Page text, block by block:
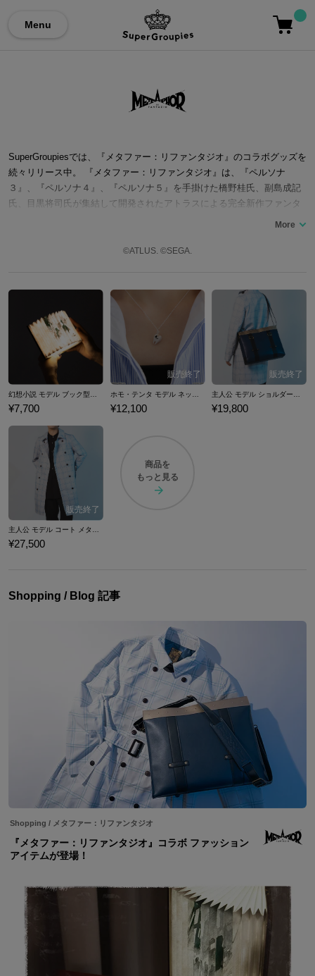
Menu
SuperGroupiesでは、『メタファー：リファンタジオ』のコラボグッズを
続々リリース中。 『メタファー：リファンタジオ』は、『ペルソナ
３』、『ペルソナ４』、『ペルソナ５』を手掛けた橋野桂氏、副島成記
氏、目黒将司氏が集結して開発されたアトラスによる完全新作ファンタ
ジーRPG。ユークロニア連合王国を舞台に繰り広げられる前代未聞の王
る王子の呪いを解く特命を受ける。広大な幻想世界を舞台に様々な種族
Series X|S、Windows、PlayStation 5、PlayStation 4、Steamと幅広い
プラットフォームで遊ぶことができ、発売初日に全世界100万本の売り上
げを突破。スタイリッシュなゲーム性、作りこまれた世界観とストーリ
ーが評価され、海外レビューサイト「Metacritic」にて、メタスコア94を
獲得したほか、多数のゲームアワードを受賞している。 ここでは『Meta
phor: ReFantazio』コラボのコート、バッグといった公式コラボファッシ
ョンアイテムをご紹介いたします。
©ATLUS. ©SEGA.
¥7,700 ¥12,100 ¥19,800
主人公 モデル コート メタファー：リファンタジオ
¥27,500
商品を
もっと見る
Shopping / Blog 記事
Shopping / メタファー：リファンタジオ
『メタファー：リファンタジオ』コラボ ファッション
アイテムが登場！